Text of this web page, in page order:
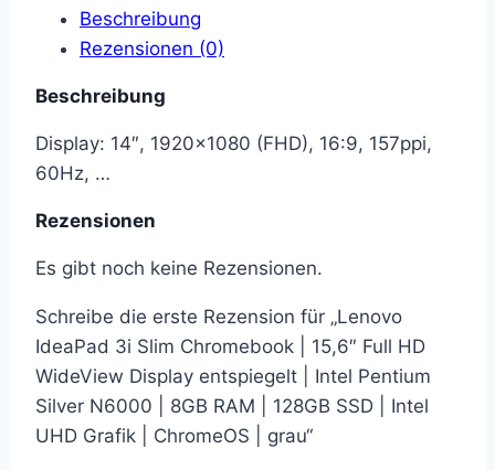
Beschreibung
Rezensionen (0)
Beschreibung
Display: 14″, 1920×1080 (FHD), 16:9, 157ppi,
60Hz, …
Rezensionen
Es gibt noch keine Rezensionen.
Schreibe die erste Rezension für „Lenovo
IdeaPad 3i Slim Chromebook | 15,6″ Full HD
WideView Display entspiegelt | Intel Pentium
Silver N6000 | 8GB RAM | 128GB SSD | Intel
UHD Grafik | ChromeOS | grau“